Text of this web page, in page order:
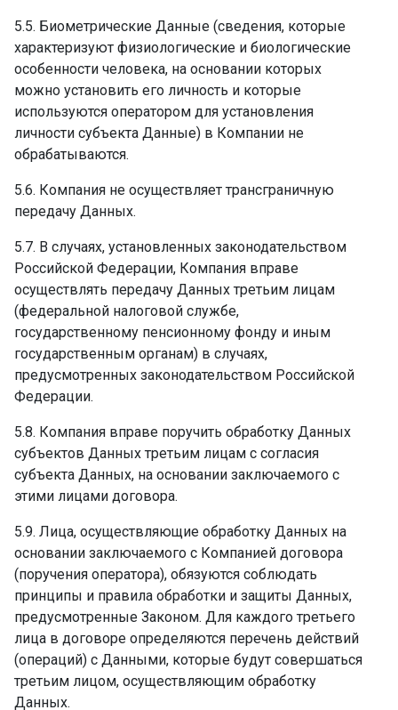
5.5. Биометрические Данные (сведения, которые
характеризуют физиологические и биологические
особенности человека, на основании которых
можно установить его личность и которые
используются оператором для установления
личности субъекта Данные) в Компании не
обрабатываются.
5.6. Компания не осуществляет трансграничную
передачу Данных.
5.7. В случаях, установленных законодательством
Российской Федерации, Компания вправе
осуществлять передачу Данных третьим лицам
(федеральной налоговой службе,
государственному пенсионному фонду и иным
государственным органам) в случаях,
предусмотренных законодательством Российской
Федерации.
5.8. Компания вправе поручить обработку Данных
субъектов Данных третьим лицам с согласия
субъекта Данных, на основании заключаемого с
этими лицами договора.
5.9. Лица, осуществляющие обработку Данных на
основании заключаемого с Компанией договора
(поручения оператора), обязуются соблюдать
принципы и правила обработки и защиты Данных,
предусмотренные Законом. Для каждого третьего
лица в договоре определяются перечень действий
(операций) с Данными, которые будут совершаться
третьим лицом, осуществляющим обработку
Данных.